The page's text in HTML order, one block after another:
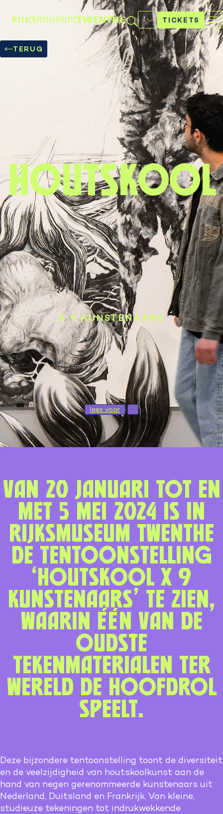
Selecteer
een
taal TICKETS
TERUG
Houtskool
X 9 KUNSTENAARS
lees voor
Van 20 januari tot en
met 5 mei 2024 is in
Rijksmuseum Twenthe
de tentoonstelling
‘Houtskool x 9
kunstenaars’ te zien,
waarin één van de
oudste
tekenmaterialen ter
wereld de hoofdrol
speelt.
Deze bijzondere tentoonstelling toont de diversiteit
en de veelzijdigheid van houtskoolkunst aan de
hand van negen gerenommeerde kunstenaars uit
Nederland, Duitsland en Frankrijk. Van kleine,
studieuze tekeningen tot indrukwekkende